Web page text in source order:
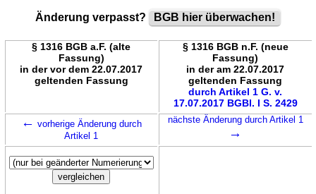
Änderung verpasst? BGB hier überwachen!
§ 1316 BGB a.F. (alte
Fassung)
in der vor dem 22.07.2017
geltenden Fassung
§ 1316 BGB n.F. (neue
Fassung)
in der am 22.07.2017
geltenden Fassung
durch Artikel 1 G. v.
17.07.2017 BGBl. I S. 2429
← vorherige Änderung durch
Artikel 1
nächste Änderung durch Artikel 1
→